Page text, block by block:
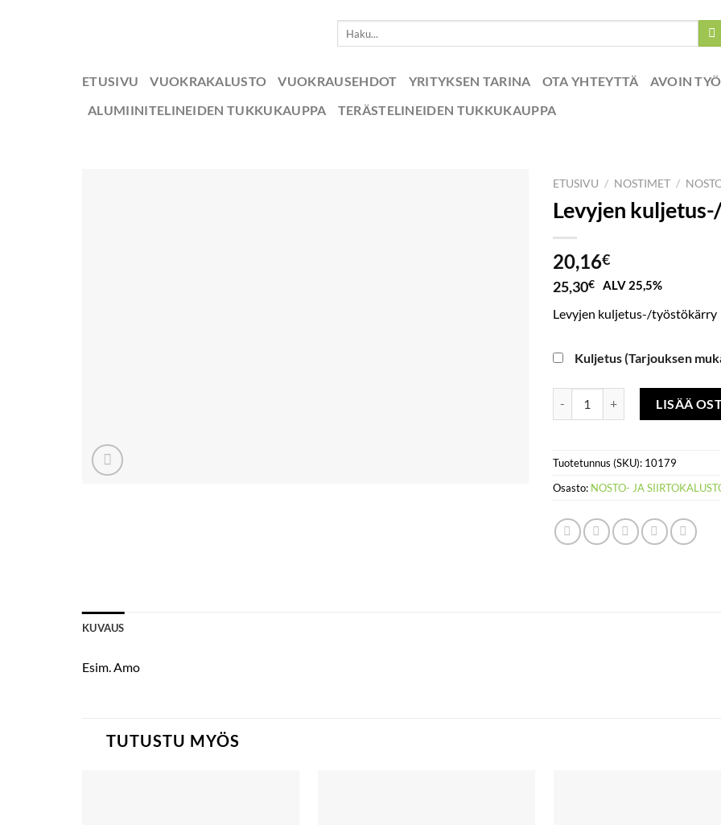
ETUSIVU VUOKRAKALUSTO VUOKRAUSEHDOT YRITYKSEN TARINA OTA YHTEYTTÄ
AVOIN
ALUMIINITELINEIDEN TUKKUKAUPPA
TERÄSTELINEIDEN TUKKUKAUPPA
ETUSIVU / NOSTIMET /
Levyjen
20,16€
25,30€ ALV 25,5%
Levyjen kuljetus-/työstökärry
Kuljetus (Tarjouksen
Levyjen kuljetus-/työstökärry
LISÄÄ
Tuotetunnus (SKU): 10179
Osasto: NOSTO- JA
KUVAUS
Esim. Amo
TUTUSTU MYÖS